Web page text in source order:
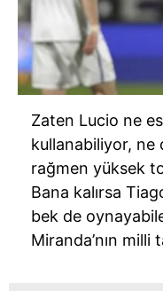
Zaten Lucio ne
kullanabiliyor, ne
rağmen yüksek
Bana kalırsa
bek de
Miranda’nın milli